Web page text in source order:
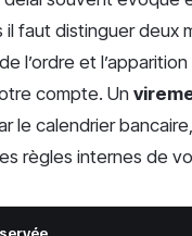
il faut distinguer deux
l’ordre et
compte. Un
le calendrier
règles internes de